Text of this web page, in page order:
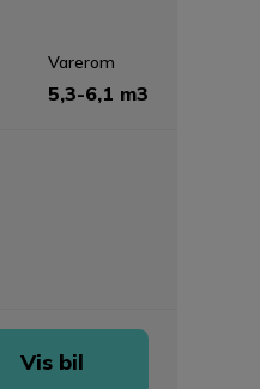
Varerom
5,3-6,1 m3
Vis bil